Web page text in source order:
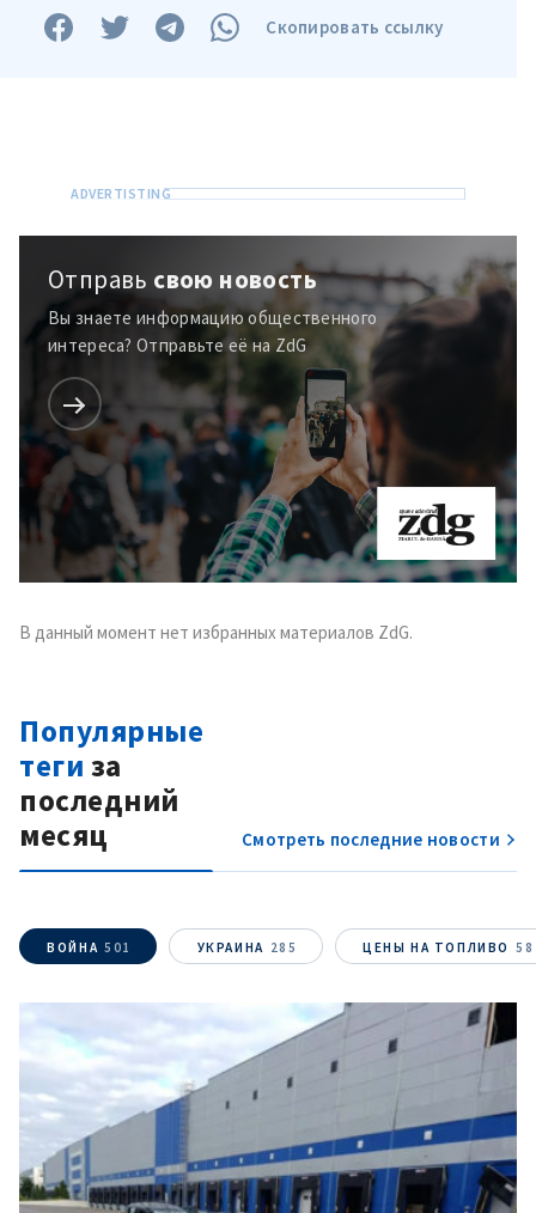
Скопировать ссылку
Отправь свою новость
Вы знаете информацию общественного
интереса? Отправьте её на ZdG
В данный момент нет избранных материалов ZdG.
Популярные
теги за
последний
месяц
Смотреть последние новости
ВОЙНА 501 УКРАИНА 285 ЦЕНЫ НА ТОПЛИВО 58